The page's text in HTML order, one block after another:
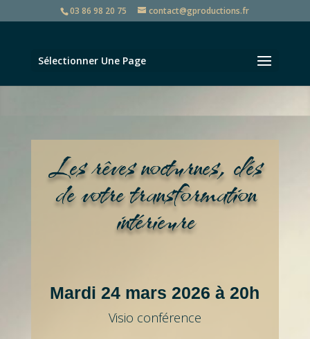
03 86 98 20 75 contact@gproductions.fr
Sélectionner Une Page
Les rêves nocturnes, clés
de votre transformation
intérieure
Mardi 24 mars 2026 à 20h
Visio conférence